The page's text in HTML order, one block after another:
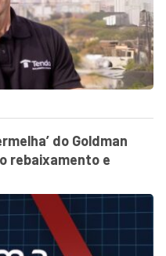
do Goldman
rebaixamento e